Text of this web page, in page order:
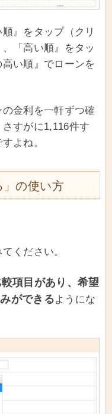
』をタップ（クリ
「高い順』をタッ
い順』でローンを
金利を一軒ずつ確
すがに1,116件す
よね。
」の使い方
ください。
項目があり、希望
ができるようにな